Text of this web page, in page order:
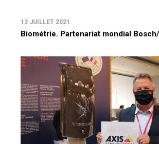
13 JUILLET 2021
Biométrie. Partenariat mondial